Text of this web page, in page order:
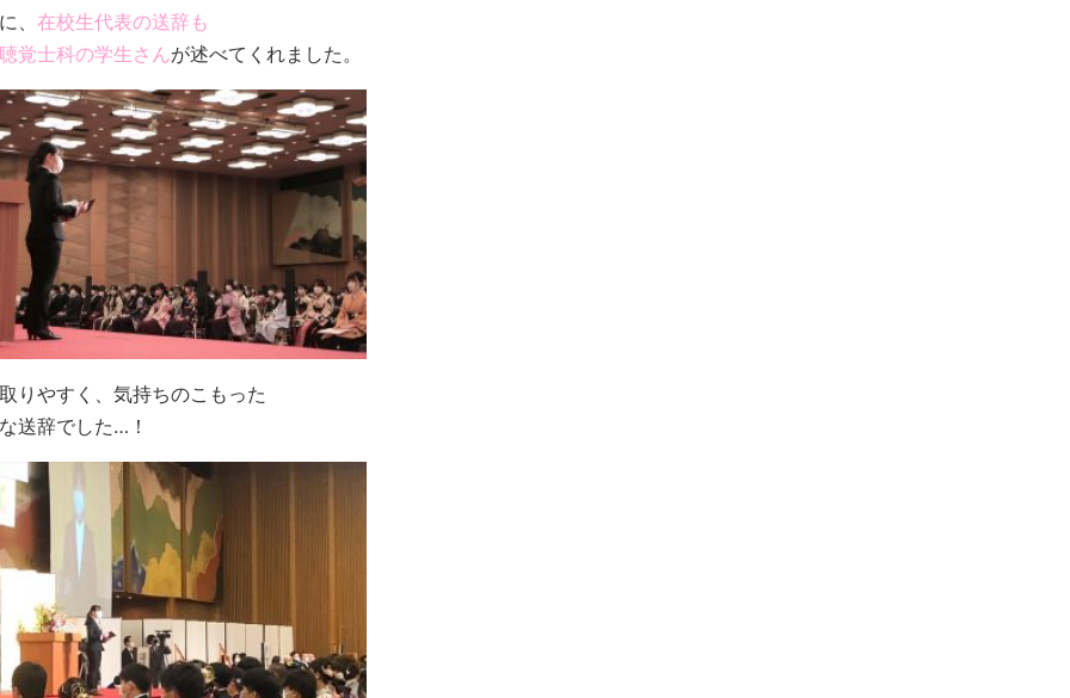
、 在校生代表の送辞も
覚士科の学生さんが述べてくれました。
りやすく、気持ちのこもった
送辞でした…！